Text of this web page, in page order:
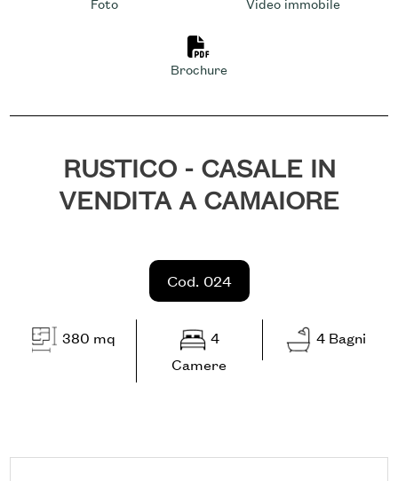
Foto Video immobile
Brochure
RUSTICO - CASALE IN
VENDITA A CAMAIORE
Cod. 024
380 mq
4
Camere
4 Bagni
Qualsiasi
Prezzo